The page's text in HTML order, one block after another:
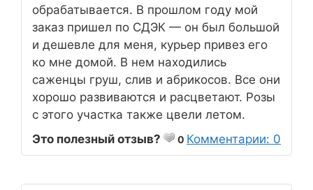
обрабатывается. В прошлом году мой
заказ пришел по СДЭК — он был большой
и дешевле для меня, курьер привез его
ко мне домой. В нем находились
саженцы груш, слив и абрикосов. Все они
хорошо развиваются и расцветают. Розы
с этого участка также цвели летом.
Это полезный отзыв?
0 Комментарии: 0